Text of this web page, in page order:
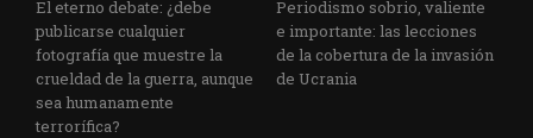
El eterno debate: ¿debe
publicarse cualquier
fotografía que muestre la
crueldad de la guerra, aunque
sea humanamente
terrorífica?
Periodismo sobrio, valiente
e importante: las lecciones
de la cobertura de la invasión
de Ucrania